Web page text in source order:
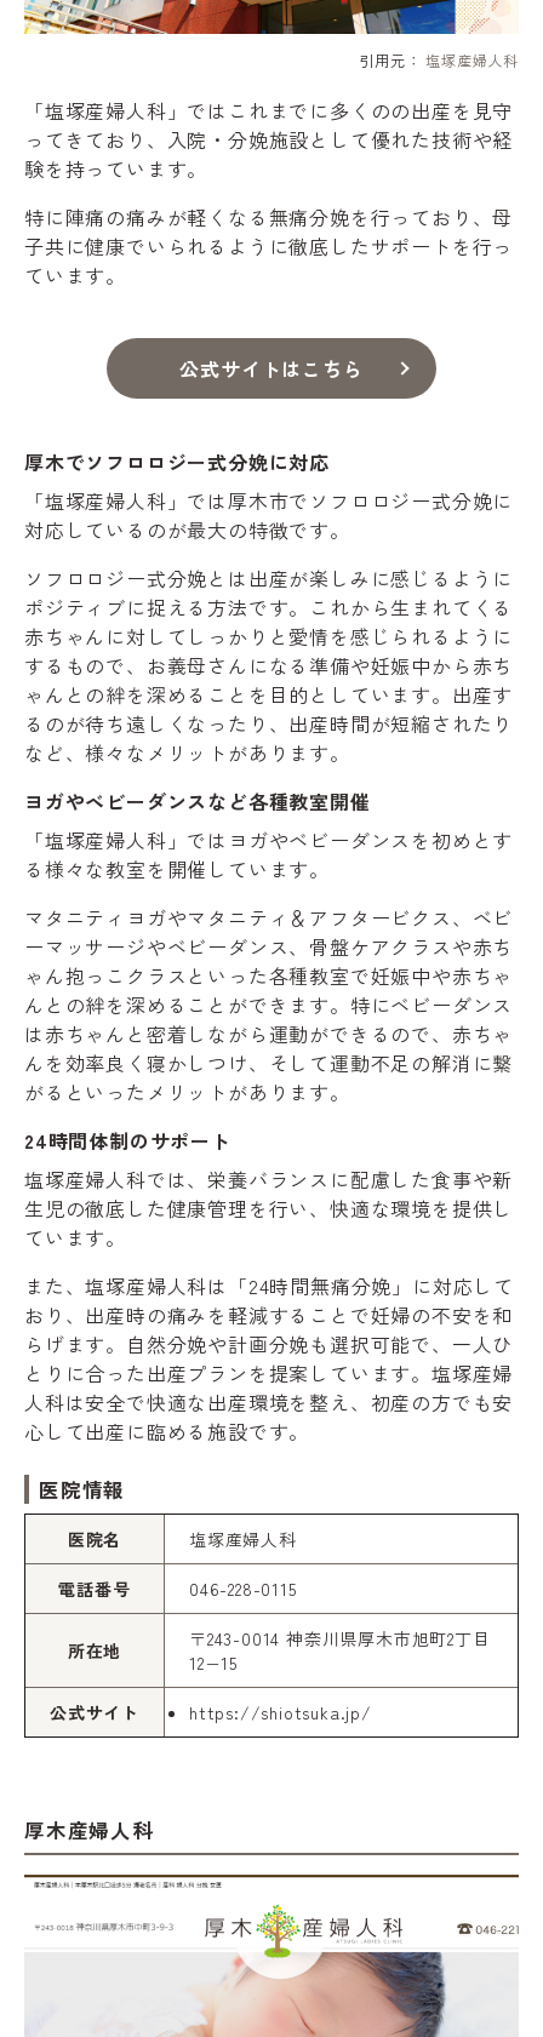
引用元：塩塚産婦人科
「塩塚産婦人科」ではこれまでに多くのの出産を見守
ってきており、入院・分娩施設として優れた技術や経
験を持っています。
特に陣痛の痛みが軽くなる無痛分娩を行っており、母
子共に健康でいられるように徹底したサポートを行っ
ています。
公式サイトはこちら
厚木でソフロロジー式分娩に対応
「塩塚産婦人科」では厚木市でソフロロジー式分娩に
対応しているのが最大の特徴です。
ソフロロジー式分娩とは出産が楽しみに感じるように
ポジティブに捉える方法です。これから生まれてくる
赤ちゃんに対してしっかりと愛情を感じられるように
するもので、お義母さんになる準備や妊娠中から赤ち
ゃんとの絆を深めることを目的としています。出産す
るのが待ち遠しくなったり、出産時間が短縮されたり
など、様々なメリットがあります。
ヨガやベビーダンスなど各種教室開催
「塩塚産婦人科」ではヨガやベビーダンスを初めとす
る様々な教室を開催しています。
マタニティヨガやマタニティ＆アフタービクス、ベビ
ーマッサージやベビーダンス、骨盤ケアクラスや赤ち
ゃん抱っこクラスといった各種教室で妊娠中や赤ちゃ
んとの絆を深めることができます。特にベビーダンス
は赤ちゃんと密着しながら運動ができるので、赤ちゃ
んを効率良く寝かしつけ、そして運動不足の解消に繋
がるといったメリットがあります。
24時間体制のサポート
塩塚産婦人科では、栄養バランスに配慮した食事や新
生児の徹底した健康管理を行い、快適な環境を提供し
ています。
また、塩塚産婦人科は「24時間無痛分娩」に対応して
おり、出産時の痛みを軽減することで妊婦の不安を和
らげます。自然分娩や計画分娩も選択可能で、一人ひ
とりに合った出産プランを提案しています。塩塚産婦
人科は安全で快適な出産環境を整え、初産の方でも安
心して出産に臨める施設です。
医院情報
医院名 塩塚産婦人科
電話番号 046-228-0115
所在地
〒243-0014 神奈川県厚木市旭町2丁目
12−15
公式サイト https://shiotsuka.jp/
厚木産婦人科